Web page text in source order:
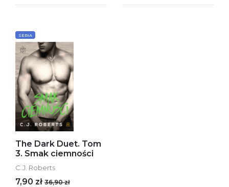
SERIA
The Dark Duet. Tom
3. Smak ciemności
C.J. Roberts
7,90 zł 36,90 zł